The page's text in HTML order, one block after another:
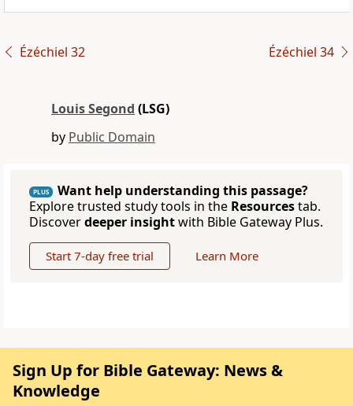
Ézéchiel 32 Ézéchiel 34
Louis Segond (LSG)
by Public Domain
PLUS
Want help understanding this passage?
Explore trusted study tools in the Resourcestab.
Discoverdeeper insightwith Bible Gateway Plus.
Start 7-day free trial Learn More
Sign Up for Bible Gateway: News &
Knowledge